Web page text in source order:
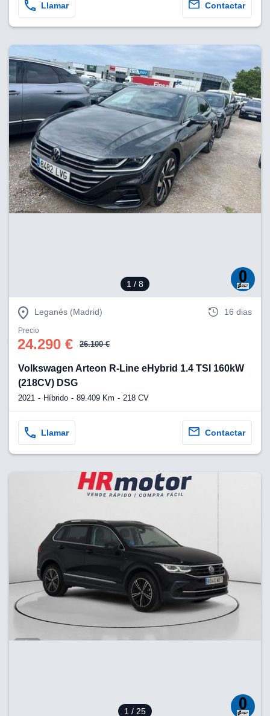
Llamar Contactar
1 / 8
Leganés (Madrid) 16 dias
Precio
24.290 € 26.100 €
Volkswagen Arteon R-Line eHybrid 1.4 TSI 160kW
(218CV) DSG
2021 Híbrido 89.409 Km 218 CV
Llamar Contactar
1 / 25